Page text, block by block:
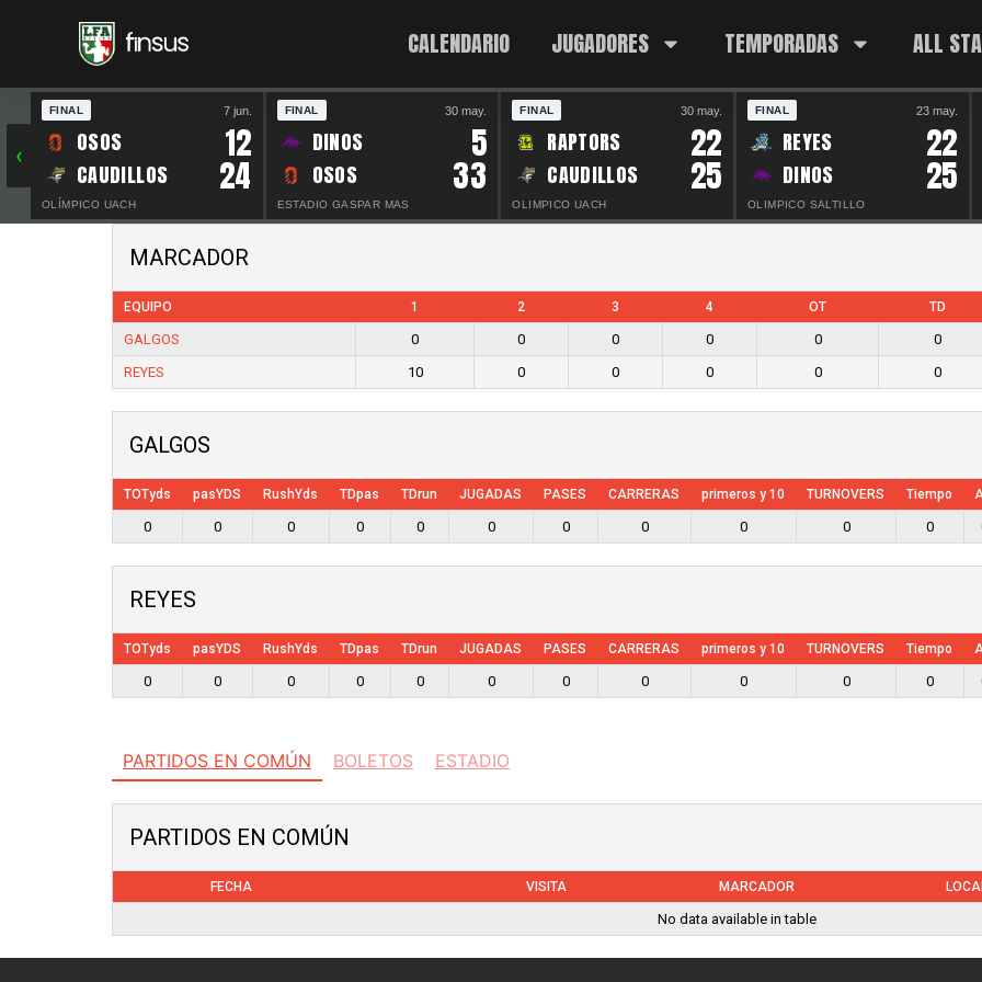
CALENDARIO JUGADORES TEMPORADAS ALL
‹
FINAL 7 jun.
OSOS 12
CAUDILLOS 24
OLÍMPICO UACH
FINAL 30 may.
DINOS 5
OSOS 33
ESTADIO GASPAR MAS
FINAL 30 may.
RAPTORS 22
CAUDILLOS 25
OLIMPICO UACH
FINAL 23 may.
REYES 22
DINOS 25
OLIMPICO SALTILLO
MARCADOR
EQUIPO 1 2 3 4 OT TD
GALGOS 0 0 0 0 0 0
REYES
10 0 0 0 0 0
GALGOS
TOTyds pasYDS RushYds TDpas TDrun JUGADAS PASES CARRERAS primeros y 10 TURNOVERS Tiempo
0 0 0 0 0 0 0 0 0 0 0
REYES
TOTyds pasYDS RushYds TDpas TDrun JUGADAS PASES CARRERAS primeros y 10 TURNOVERS Tiempo
0 0 0 0 0 0 0 0 0 0 0
PARTIDOS EN COMÚN BOLETOS ESTADIO
PARTIDOS EN COMÚN
FECHA VISITA MARCADOR
No data available in table